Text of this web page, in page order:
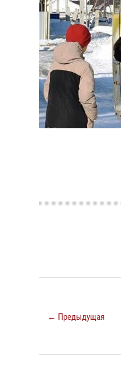
← Предыдущая